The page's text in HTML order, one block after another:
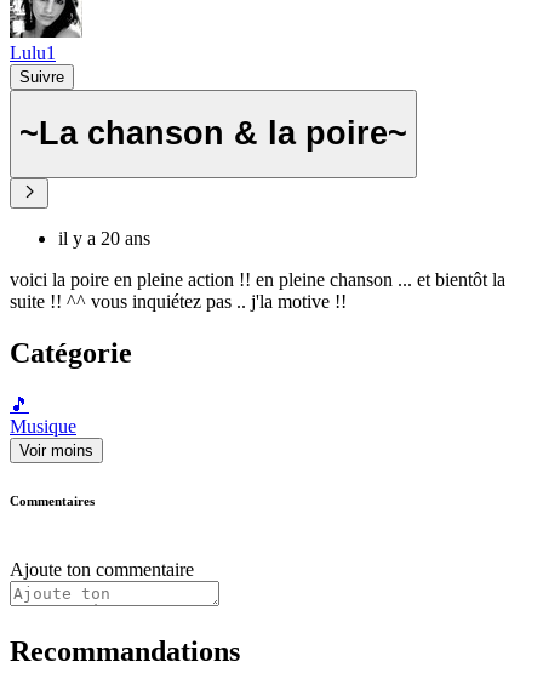
Lulu1
Suivre
~La chanson & la poire~
il y a 20 ans
voici la poire en pleine action !! en pleine chanson ... et bientôt la
suite !! ^^ vous inquiétez pas .. j'la motive !!
Catégorie
🎵
Musique
Voir moins
Commentaires
Ajoute ton commentaire
Recommandations